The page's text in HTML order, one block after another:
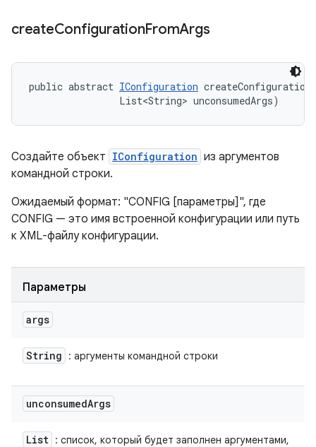
createConfigurationFromArgs
public abstract IConfiguration
                List<String> unconsumedArgs)
Создайте объект IConfiguration из аргументов
командной строки.
Ожидаемый формат: "CONFIG [параметры]", где
CONFIG — это имя встроенной конфигурации или путь
к XML-файлу конфигурации.
Параметры
args
String : аргументы командной строки
unconsumedArgs
List : список, который будет заполнен аргументами,